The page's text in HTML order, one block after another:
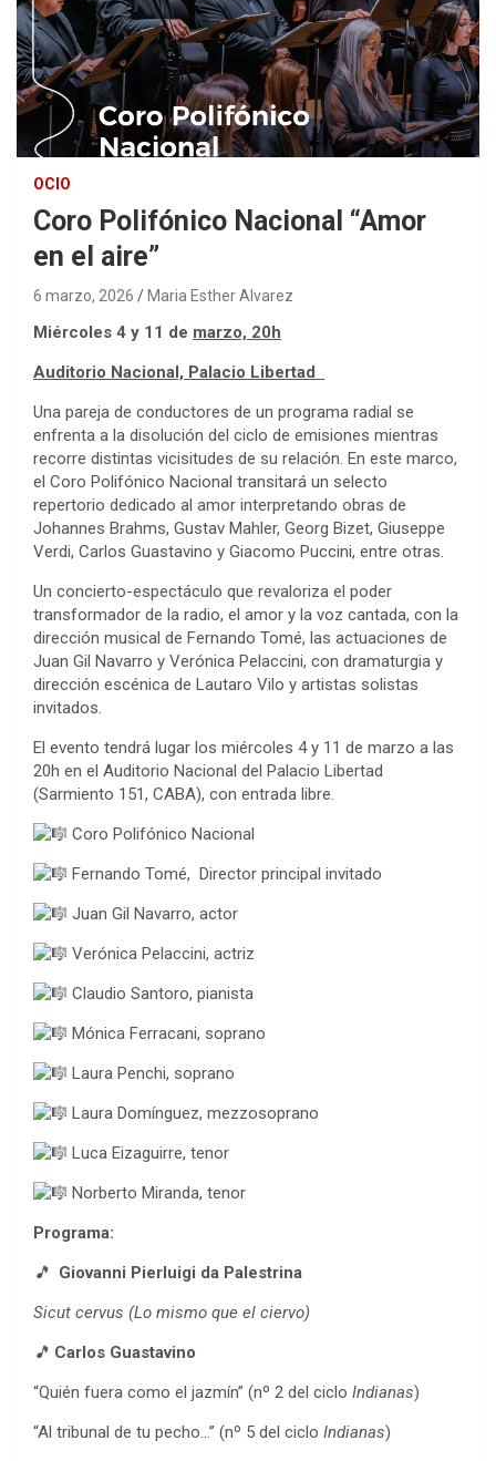
OCIO
Coro Polifónico Nacional “Amor
en el aire”
6 marzo, 2026 Maria Esther Alvarez
Miércoles 4 y 11 de marzo, 20h
Auditorio Nacional, Palacio Libertad
Una pareja de conductores de un programa radial se
enfrenta a la disolución del ciclo de emisiones mientras
recorre distintas vicisitudes de su relación. En este marco,
el Coro Polifónico Nacional transitará un selecto
repertorio dedicado al amor interpretando obras de
Johannes Brahms, Gustav Mahler, Georg Bizet, Giuseppe
Verdi, Carlos Guastavino y Giacomo Puccini, entre otras.
Un concierto-espectáculo que revaloriza el poder
transformador de la radio, el amor y la voz cantada, con la
dirección musical de Fernando Tomé, las actuaciones de
Juan Gil Navarro y Verónica Pelaccini, con dramaturgia y
dirección escénica de Lautaro Vilo y artistas solistas
invitados.
El evento tendrá lugar los miércoles 4 y 11 de marzo a las
20h en el Auditorio Nacional del Palacio Libertad
(Sarmiento 151, CABA), con entrada libre.
Coro Polifónico Nacional
Fernando Tomé, Director principal invitado
Juan Gil Navarro, actor
Verónica Pelaccini, actriz
Claudio Santoro, pianista
Mónica Ferracani, soprano
Laura Penchi, soprano
Laura Domínguez, mezzosoprano
Luca Eizaguirre, tenor
Norberto Miranda, tenor
Programa:
🎵 Giovanni Pierluigi da Palestrina
Sicut cervus (Lo mismo que el ciervo)
🎵 Carlos Guastavino
“Quién fuera como el jazmín” (nº 2 del ciclo Indianas)
“Al tribunal de tu pecho…” (nº 5 del ciclo Indianas)